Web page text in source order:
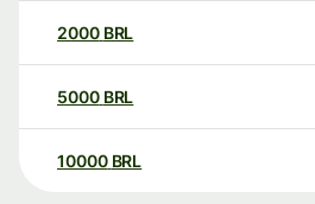
2000 BRL
5000 BRL
10000 BRL